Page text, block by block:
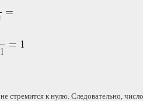
не стремится к нулю. Следовательно,